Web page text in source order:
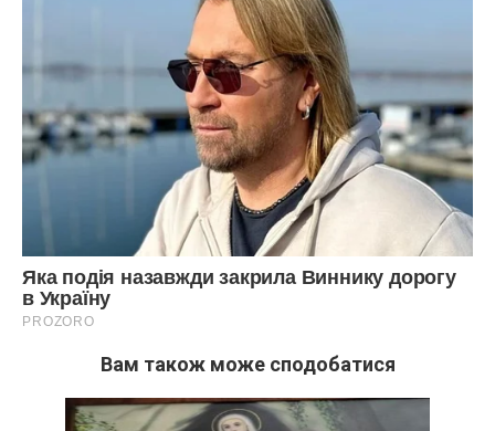
Вам також може сподобатися